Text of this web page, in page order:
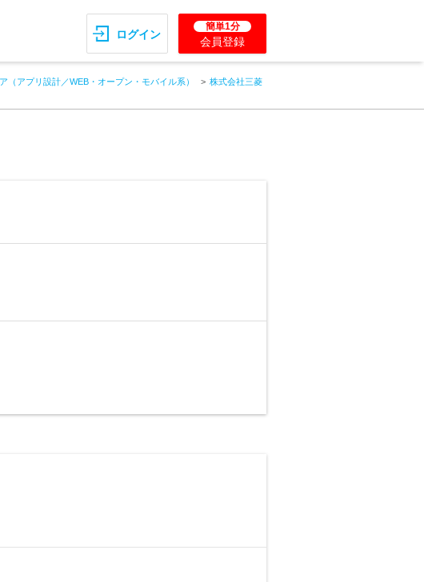
ログイン
簡単1分
会員登録
（アプリ設計／WEB・オープン・モバイル系）
株式会社三菱